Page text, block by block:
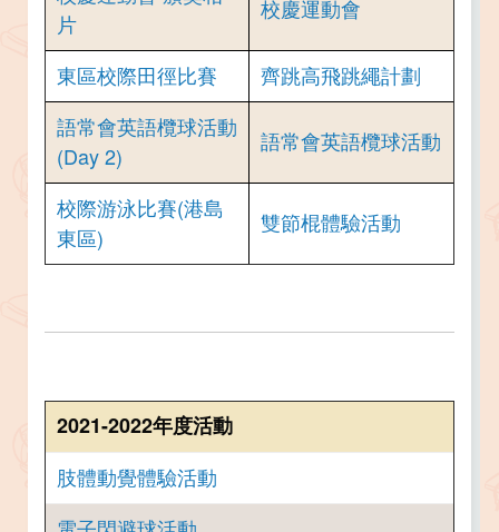
片
校慶運動會
東區校際田徑比賽
齊跳高飛跳繩計劃
語常會英語欖球活動
(Day 2)
語常會英語欖球活動
校際游泳比賽(港島
東區)
雙節棍體驗活動
2021-2022年度活動
肢體動覺體驗活動